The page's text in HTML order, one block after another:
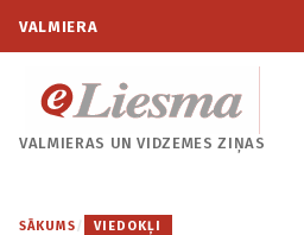
VALMIERA
VALMIERAS UNVIDZEMES ZIŅAS
SĀKUMS / VIEDOKĻI